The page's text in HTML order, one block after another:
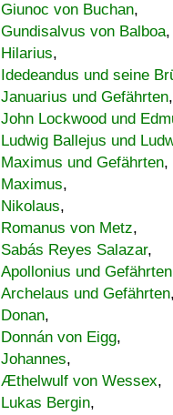
Giunoc von Buchan,
Gundisalvus von Balboa,
Hilarius,
Idedeandus und seine
Januarius und Gefährten,
John Lockwood und
Ludwig Ballejus und
Maximus und Gefährten,
Maximus,
Nikolaus,
Romanus von Metz,
Sabás Reyes Salazar,
Apollonius und Gefährten
Archelaus und Gefährten,
Donan,
Donnán von Eigg,
Johannes,
Æthelwulf von Wessex,
Lukas Bergin,